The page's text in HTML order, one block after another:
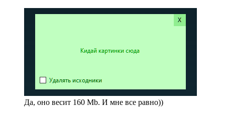
Да, оно весит 160 Mb. И мне все равно))